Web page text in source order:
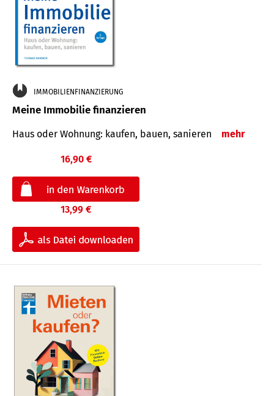
IMMOBILIENFINANZIERUNG
Meine Immobilie finanzieren
Haus oder Wohnung: kaufen, bauen, sanieren mehr
16,90 €
13,99 €